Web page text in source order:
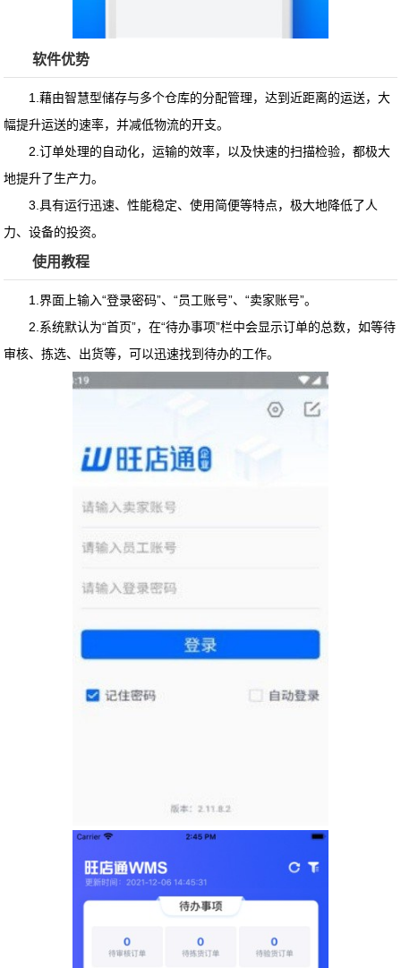
软件优势
1.藉由智慧型储存与多个仓库的分配管理，达到近距离的运送，大
幅提升运送的速率，并减低物流的开支。
2.订单处理的自动化，运输的效率，以及快速的扫描检验，都极大
地提升了生产力。
3.具有运行迅速、性能稳定、使用简便等特点，极大地降低了人
力、设备的投资。
使用教程
1.界面上输入“登录密码”、“员工账号”、“卖家账号”。
2.系统默认为“首页”，在“待办事项”栏中会显示订单的总数，如等待
审核、拣选、出货等，可以迅速找到待办的工作。